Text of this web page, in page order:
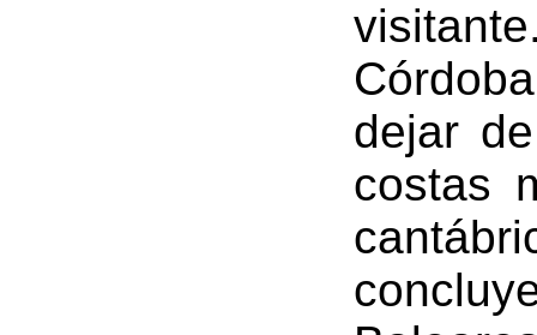
dejar
costas